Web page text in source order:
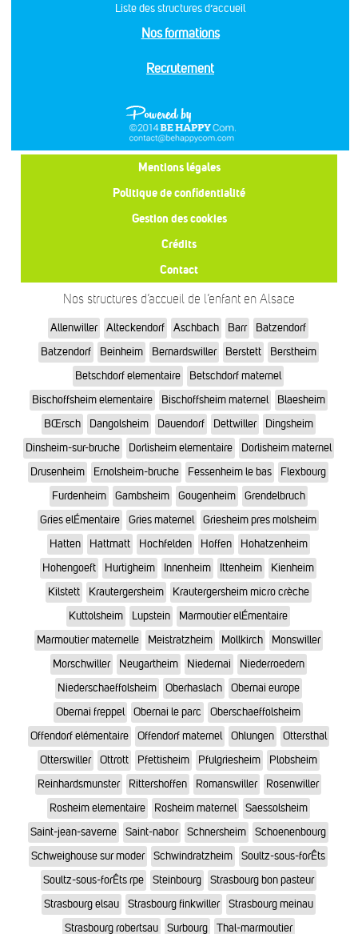
Liste des structures d’accueil
Nos formations
Recrutement
Mentions légales
Politique de confidentialité
Gestion des cookies
Crédits
Contact
Nos structures d’accueil de l’enfant en Alsace
Allenwiller Alteckendorf Aschbach Barr
Batzendorf
Batzendorf
Beinheim Bernardswiller Berstett
Berstheim
Betschdorf elementaire
Betschdorf maternel
Bischoffsheim elementaire
Bischoffsheim maternel
Blaesheim
BŒrsch
Dangolsheim Dauendorf Dettwiller
Dingsheim
Dinsheim-sur-bruche
Dorlisheim elementaire
Dorlisheim maternel
Drusenheim
Ernolsheim-bruche Fessenheim le bas
Flexbourg
Furdenheim
Gambsheim Gougenheim
Grendelbruch
Gries elÉmentaire
Gries maternel
Griesheim pres molsheim
Hatten
Hattmatt Hochfelden Hoffen
Hohatzenheim
Hohengoeft
Hurtigheim Innenheim Ittenheim
Kienheim
Kilstett
Krautergersheim
Krautergersheim micro crèche
Kuttolsheim
Lupstein
Marmoutier elÉmentaire
Marmoutier maternelle
Meistratzheim Mollkirch
Monswiller
Morschwiller
Neugartheim Niedernai
Niederroedern
Niederschaeffolsheim
Oberhaslach
Obernai europe
Obernai freppel
Obernai le parc
Oberschaeffolsheim
Offendorf elémentaire
Offendorf maternel Ohlungen
Ottersthal
Otterswiller
Ottrott Pfettisheim Pfulgriesheim
Plobsheim
Reinhardsmunster
Rittershoffen Romanswiller
Rosenwiller
Rosheim elementaire
Rosheim maternel
Saessolsheim
Saint-jean-saverne
Saint-nabor Schnersheim
Schoenenbourg
Schweighouse sur moder
Schwindratzheim
Soultz-sous-forÊts
Soultz-sous-forÊts rpe
Steinbourg
Strasbourg bon pasteur
Strasbourg elsau
Strasbourg finkwiller
Strasbourg meinau
Strasbourg robertsau
Surbourg Thal-marmoutier